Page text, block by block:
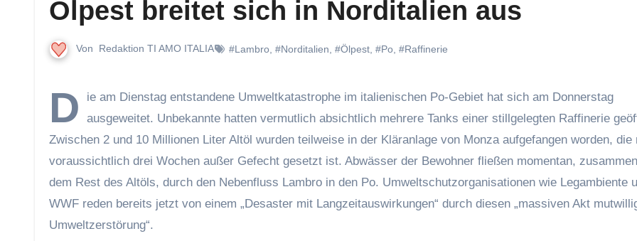
Ölpest breitet sich in Norditalien aus
Von Redaktion TI AMO ITALIA #Lambro #Norditalien #Ölpest #Po #Raffinerie
D
ie am Dienstag entstandene Umweltkatastrophe im italienischen Po-Gebiet hat sich am Donnerstag
ausgeweitet. Unbekannte hatten vermutlich absichtlich mehrere Tanks einer stillgelegten Raffinerie
Zwischen 2 und 10 Millionen Liter Altöl wurden teilweise in der Kläranlage von Monza aufgefangen worden, die
voraussichtlich drei Wochen außer Gefecht gesetzt ist. Abwässer der Bewohner fließen momentan,
dem Rest des Altöls, durch den Nebenfluss Lambro in den Po. Umweltschutzorganisationen wie Legambiente
WWF reden bereits jetzt von einem „Desaster mit Langzeitauswirkungen“ durch diesen „massiven Akt
Umweltzerstörung“.